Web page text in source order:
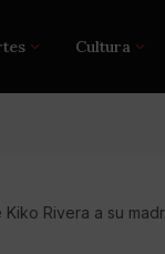
Cultura
Rivera a su